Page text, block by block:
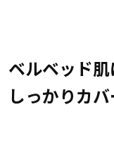
ベルベッド
しっかりカバ